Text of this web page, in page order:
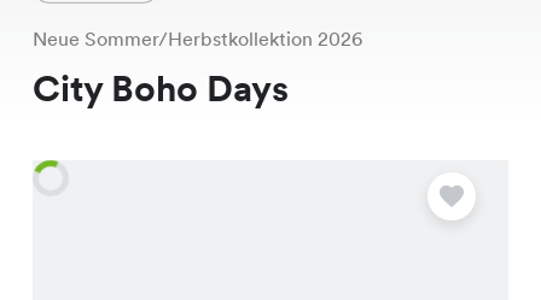
Neue Sommer/Herbstkollektion 2026
City Boho Days